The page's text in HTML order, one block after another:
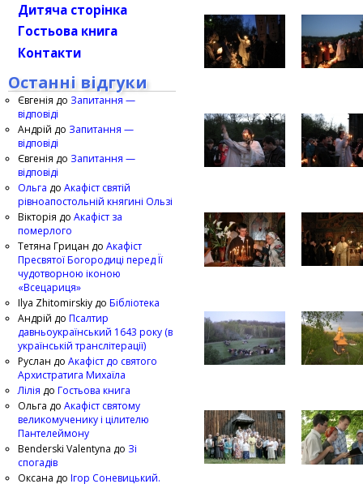
Дитяча сторінка
Гостьова книга
Контакти
Останні відгуки
Євгенія до Запитання —
відповіді
Андрій до Запитання —
відповіді
Євгенія до Запитання —
відповіді
Ольга до Акафіст святій
рівноапостольній княгині Ользі
Вікторія до Акафіст за
померлого
Тетяна Грицан до Акафіст
Пресвятої Богородиці перед Її
чудотворною іконою
«Всецариця»
Ilya Zhitomirskiy до Бібліотека
Андрій до Псалтир
давньоукраїнський 1643 року (в
українській транслітерації)
Руслан до Акафіст до святого
Архистратига Михаїла
Лілія до Гостьова книга
Ольга до Акафіст святому
великомученику і цілителю
Пантелеймону
Benderski Valentyna до Зі
спогадів
Оксана до Ігор Соневицький.